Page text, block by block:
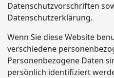
Datenschutzvorschriften
Datenschutzerklärung.
Wenn Sie diese Website
verschiedene
Personenbezogene Daten
persönlich identifiziert